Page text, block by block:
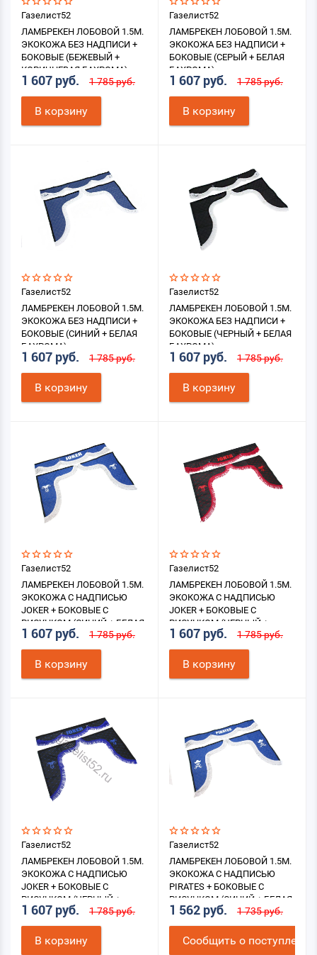
Газелист52
ЛАМБРЕКЕН ЛОБОВОЙ 1.5М.
ЭКОКОЖА БЕЗ НАДПИСИ +
БОКОВЫЕ (БЕЖЕВЫЙ +
КОРИЧНЕВАЯ БАХРОМА)
1 607 руб. 1 785 руб.
В корзину
Газелист52
ЛАМБРЕКЕН ЛОБОВОЙ 1.5М.
ЭКОКОЖА БЕЗ НАДПИСИ +
БОКОВЫЕ (СЕРЫЙ + БЕЛАЯ
БАХРОМА)
1 607 руб. 1 785 руб.
В корзину
Газелист52
ЛАМБРЕКЕН ЛОБОВОЙ 1.5М.
ЭКОКОЖА БЕЗ НАДПИСИ +
БОКОВЫЕ (СИНИЙ + БЕЛАЯ
БАХРОМА)
1 607 руб. 1 785 руб.
В корзину
Газелист52
ЛАМБРЕКЕН ЛОБОВОЙ 1.5М.
ЭКОКОЖА БЕЗ НАДПИСИ +
БОКОВЫЕ (ЧЕРНЫЙ + БЕЛАЯ
БАХРОМА)
1 607 руб. 1 785 руб.
В корзину
Газелист52
ЛАМБРЕКЕН ЛОБОВОЙ 1.5М.
ЭКОКОЖА С НАДПИСЬЮ
JOKER + БОКОВЫЕ С
РИСУНКОМ (СИНИЙ + БЕЛАЯ
БАХРОМА)
1 607 руб. 1 785 руб.
В корзину
Газелист52
ЛАМБРЕКЕН ЛОБОВОЙ 1.5М.
ЭКОКОЖА С НАДПИСЬЮ
JOKER + БОКОВЫЕ С
РИСУНКОМ (ЧЕРНЫЙ +
КРАСНАЯ БАХРОМА)
1 607 руб. 1 785 руб.
В корзину
Газелист52
ЛАМБРЕКЕН ЛОБОВОЙ 1.5М.
ЭКОКОЖА С НАДПИСЬЮ
JOKER + БОКОВЫЕ С
РИСУНКОМ (ЧЕРНЫЙ +
СИНЯЯ БАХРОМА)
1 607 руб. 1 785 руб.
В корзину
Газелист52
ЛАМБРЕКЕН ЛОБОВОЙ 1.5М.
ЭКОКОЖА С НАДПИСЬЮ
PIRATES + БОКОВЫЕ С
РИСУНКОМ (СИНИЙ + БЕЛАЯ
БАХРОМА)
1 562 руб. 1 735 руб.
Cообщить о поступлении